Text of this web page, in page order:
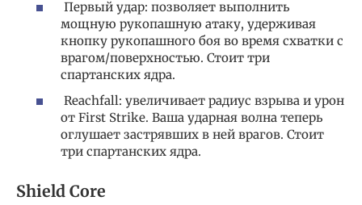
Первый удар: позволяет выполнить
мощную рукопашную атаку, удерживая
кнопку рукопашного боя во время схватки с
врагом/поверхностью. Стоит три
спартанских ядра.
Reachfall: увеличивает радиус взрыва и урон
от First Strike. Ваша ударная волна теперь
оглушает застрявших в ней врагов. Стоит
три спартанских ядра.
Shield Core